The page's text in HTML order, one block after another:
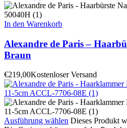
In den Warenkorb
Alexandre de Paris –
Braun
€219,00Kostenloser Versand
Ausführung wählen Dieses Produkt